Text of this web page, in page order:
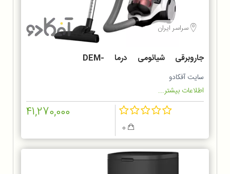
سراسر ایران
جاروبرقی شیائومی درما DEM-
TJ301W
سایت آفکادو
اطلاعات بیشتر...
41,270,000